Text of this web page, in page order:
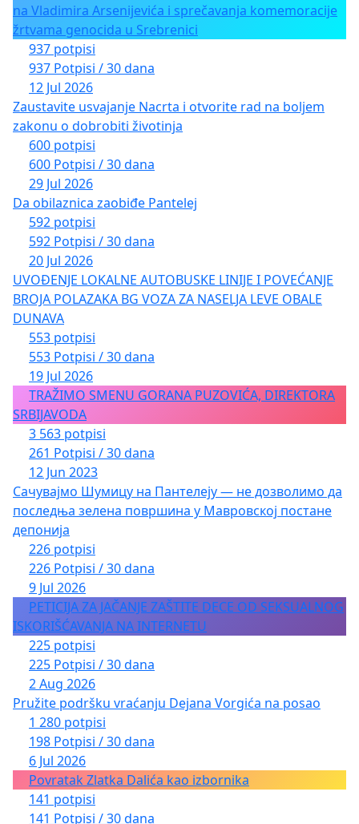
na Vladimira Arsenijevića i sprečavanja komemoracije
žrtvama genocida u Srebrenici
937 potpisi
937 Potpisi / 30 dana
12 Jul 2026
Zaustavite usvajanje Nacrta i otvorite rad na boljem
zakonu o dobrobiti životinja
600 potpisi
600 Potpisi / 30 dana
29 Jul 2026
Da obilaznica zaobiđe Pantelej
592 potpisi
592 Potpisi / 30 dana
20 Jul 2026
UVOĐENJE LOKALNE AUTOBUSKE LINIJE I POVEĆANJE
BROJA POLAZAKA BG VOZA ZA NASELJA LEVE OBALE
DUNAVA
553 potpisi
553 Potpisi / 30 dana
19 Jul 2026
TRAŽIMO SMENU GORANA PUZOVIĆA, DIREKTORA
SRBIJAVODA
3 563 potpisi
261 Potpisi / 30 dana
12 Jun 2023
Сачувајмо Шумицу на Пантелеју — не дозволимо да
последња зелена површина у Мавровској постане
депонија
226 potpisi
226 Potpisi / 30 dana
9 Jul 2026
PETICIJA ZA JAČANJE ZAŠTITE DECE OD SEKSUALNOG
ISKORIŠĆAVANJA NA INTERNETU
225 potpisi
225 Potpisi / 30 dana
2 Aug 2026
Pružite podršku vraćanju Dejana Vorgića na posao
1 280 potpisi
198 Potpisi / 30 dana
6 Jul 2026
Povratak Zlatka Dalića kao izbornika
141 potpisi
141 Potpisi / 30 dana